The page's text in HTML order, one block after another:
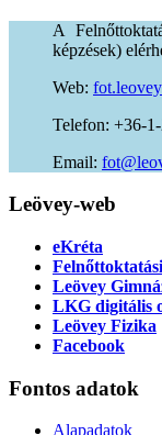
A
képzések)
Web:
Telefon: +36-
Email: of
Leövey-web
eKréta
Leövey
LKG digitális
Leövey Fizika
Facebook
Fontos adatok
Alapadatok